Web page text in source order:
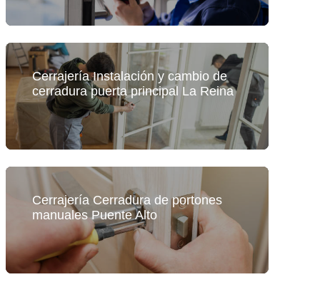
Cerrajería Instalación y cambio de
cerradura puerta principal La Reina
Cerrajería Cerradura de portones
manuales Puente Alto